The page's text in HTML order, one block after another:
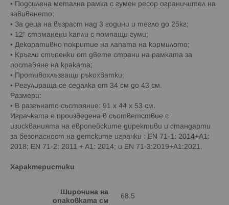
• Подсилена метална рамка с гумен ресор ограничител на
завиването;
• За деца на възраст над 3 години и тегло до 25кг;
• 12“ стоманени капли с помпащи гуми;
• Декоративно покритие на лапата на кормилото;
• Кръгли стъпенки от двете страни на рамката за
поставяне на краката;
• Противохлъзгащи ръкохватки;
• Регулираща се седалка от 34 см до 43 см.
Размери:
• В разгънато състояние: 91 x 44 x 53 см.
Играчката е произведена в съответствие с
изискванията на европейските директиви и стандарти
за безопасност на детските играчки : EN 71-1: 2014+A1:
2018; EN 71-2: 2011 + A1: 2014; и EN 71-3:2019+A1:2021.
Характеристики
Широчина на
опаковката см
68.5